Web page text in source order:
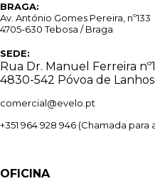
BRAGA:
Av. António Gomes Pereira, nº133
4705-630 Tebosa / Braga
SEDE:
Rua Dr. Manuel Ferreira
4830-542 Póvoa de
comercial@evelo.pt
+351 964 928 946 (Chamada para
OFICINA